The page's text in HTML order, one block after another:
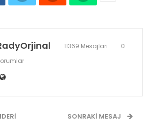
11369 Mesajları
0
SONRAKI MESAJ